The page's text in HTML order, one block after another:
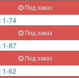
Под заказ
1-74
Под заказ
1-87
Под заказ
1-62